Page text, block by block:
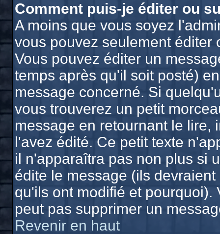
Comment puis-je éditer ou
A moins que vous soyez
vous pouvez seulement éditer
Vous pouvez éditer un
temps après qu'il soit posté)
message concerné. Si
vous trouverez un petit
message en retournant le lire,
l'avez édité. Ce petit texte
il n'apparaîtra pas non plus si
édite le message (ils
qu'ils ont modifié et
peut pas supprimer un
Revenir en haut